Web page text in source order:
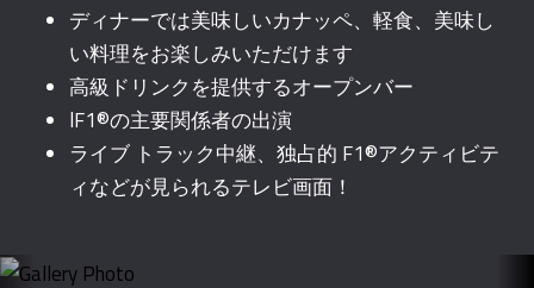
ディナーでは美味しいカナッペ、軽食、美味し
い料理をお楽しみいただけます
高級ドリンクを提供するオープンバー
lF1®の主要関係者の出演
ライブ トラック中継、独占的 F1®アクティビテ
ィなどが見られるテレビ画面！